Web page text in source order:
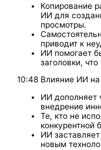
Копирование
ИИ для
просмотры.
приводит к
ИИ помогает
заголовки,
10:48 Влияние ИИ на
ИИ дополняет
внедрение
Те, кто не
конкурентной
ИИ
новым